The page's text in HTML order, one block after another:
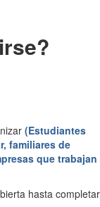
(Estudiantes
familiares de
que trabajan
hasta completar